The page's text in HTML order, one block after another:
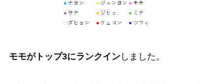
モモがトップ3にランクインしました。